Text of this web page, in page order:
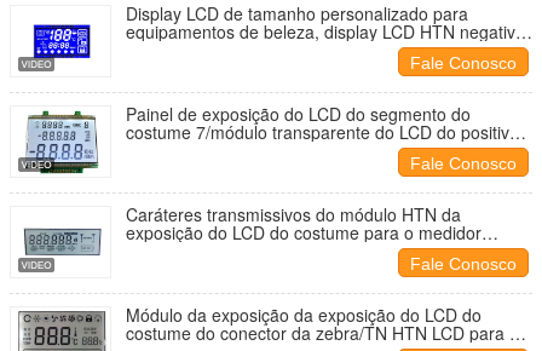
Display LCD de tamanho personalizado para
equipamentos de beleza, display LCD HTN negativo
Fale Conosco
Painel de exposição do LCD do segmento do
costume 7/módulo transparente do LCD do positivo
Fale Conosco
Caráteres transmissivos do módulo HTN da
exposição do LCD do costume para o medidor
Fale Conosco
Módulo da exposição da exposição do LCD do
costume do conector da zebra/TN HTN LCD para o